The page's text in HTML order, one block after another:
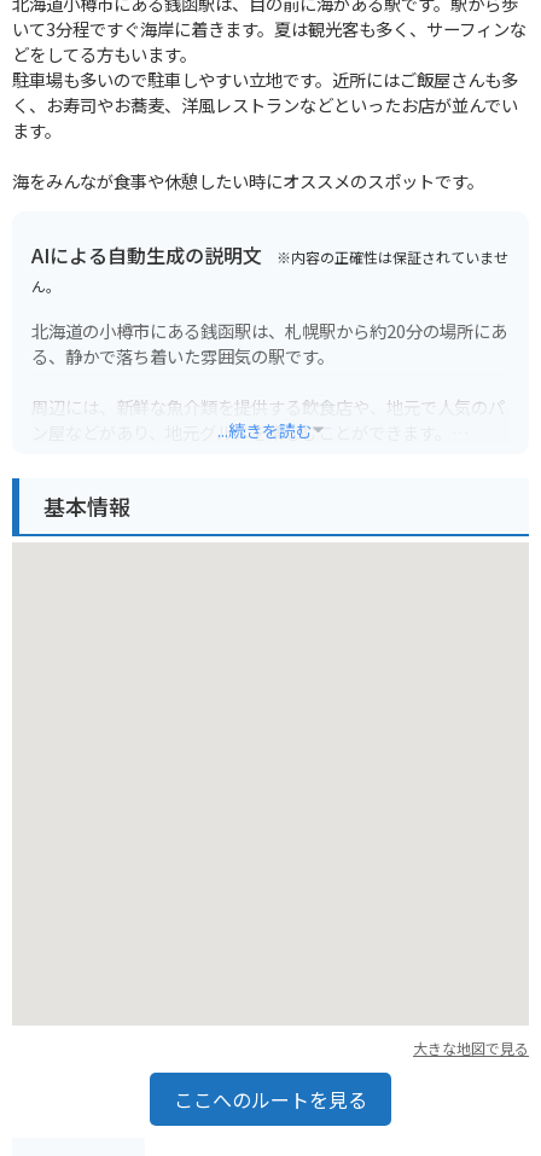
いて3分程ですぐ海岸に着きます。夏は観光客も多く、サーフィンな
どをしてる方もいます。
駐車場も多いので駐車しやすい立地です。近所にはご飯屋さんも多
く、お寿司やお蕎麦、洋風レストランなどといったお店が並んでい
ます。
海をみんなが食事や休憩したい時にオススメのスポットです。
AIによる自動生成の説明文 ※内容の正確性は保証されていませ
ん。
北海道の小樽市にある銭函駅は、札幌駅から約20分の場所にあ
る、静かで落ち着いた雰囲気の駅です。
周辺には、新鮮な魚介類を提供する飲食店や、地元で人気のパ
ン屋などがあり、地元グルメを楽しむことができます。
とっては絶好の休憩ポイントとなっています。少し足を伸ばせ
ば、積丹半島やニセコなど、北海道を代表する観光地へアクセ
...続きを読む
基本情報
大きな地図で見る
ここへのルートを見る